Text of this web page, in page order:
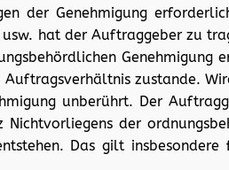
der Genehmigung
hat der Auftraggeber zu
Genehmigung
zustande.
unberührt. Der
der
Das gilt